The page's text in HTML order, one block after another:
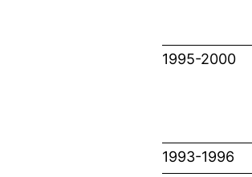
1995-2000
1993-1996